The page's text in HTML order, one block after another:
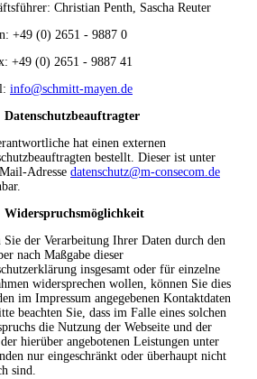
Christian Penth, Sascha Reuter
+49 (0) 2651 - 9887 0
+49 (0) 2651 - 9887 41
info@schmitt-mayen.de
hat einen externen
bestellt. Dieser ist unter
Adresse datenschutz@m-consecom.de
Sie der Verarbeitung Ihrer Daten durch den
nach Maßgabe dieser
insgesamt oder für einzelne
widersprechen wollen, können Sie dies
im Impressum angegebenen Kontaktdaten
beachten Sie, dass im Falle eines solchen
die Nutzung der Webseite und der
hierüber angebotenen Leistungen unter
nur eingeschränkt oder überhaupt nicht
sind.